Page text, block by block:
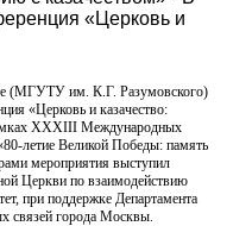
«Церковь и
(МГУТУ им. К.Г. Разумовского)
«Церковь и казачество:
XXХIII Международных
-летие Великой Победы: память
мероприятия выступил
Церкви по взаимодействию
при поддержке Департамента
связей города Москвы.